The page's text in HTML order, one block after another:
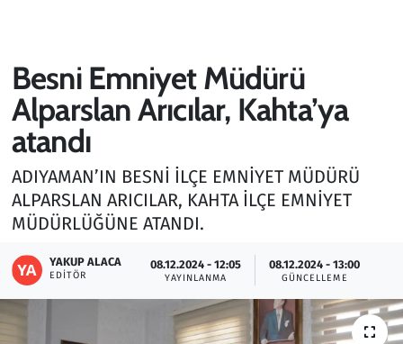
Besni Emniyet Müdürü
Alparslan Arıcılar, Kahta’ya
atandı
ADIYAMAN’IN BESNİ İLÇE EMNİYET MÜDÜRÜ
ALPARSLAN ARICILAR, KAHTA İLÇE EMNİYET
MÜDÜRLÜĞÜNE ATANDI.
YAKUP ALACA
EDITÖR
08.12.2024 - 12:05
YAYINLANMA
08.12.2024 - 13:00
GÜNCELLEME
Haber
Kültür Sanat
Kurumsal Haberler
Lezzet Durağı
Memur ve Kamu